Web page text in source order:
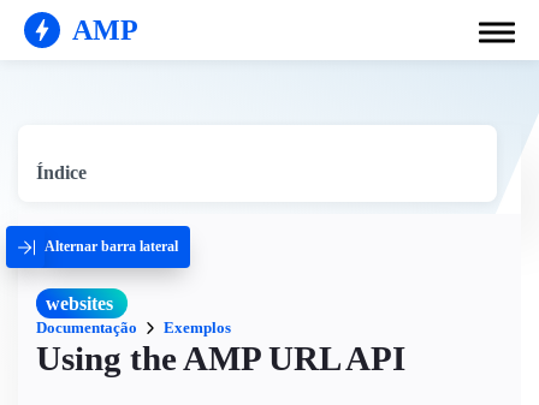
AMP
Índice
Alternar barra lateral
websites
Documentação Exemplos
Using the AMP URL API